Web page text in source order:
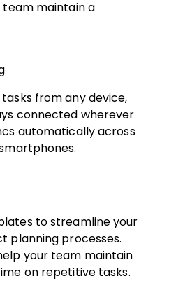
team maintain a
from any device,
connected wherever
automatically across
to streamline your
planning processes.
your team maintain
on repetitive tasks.